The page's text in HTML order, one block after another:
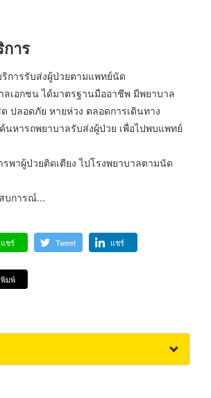
าร
การรับส่งผู้ป่วยตามแพทย์นัด
ลเอกชน ได้มาตรฐานมืออาชีพ มีพยาบาล
ปลอดภัย หายห่วง ตลอดการเดินทาง
นหารถพยาบาลรับส่งผู้ป่วย เพื่อไปพบแพทย์
รพาผู้ป่วยติดเตียง ไปโรงพยาบาลตามนัด
บการณ์...
แชร์ Tweet แชร์
พิมพ์